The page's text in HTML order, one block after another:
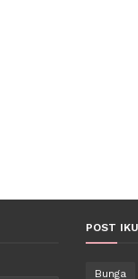
POST
Bunga